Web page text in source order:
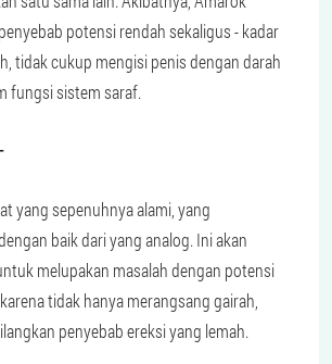
potensi rendah sekaligus - kadar
tidak cukup mengisi penis dengan darah
fungsi sistem saraf.
yang sepenuhnya alami, yang
baik dari yang analog. Ini akan
melupakan masalah dengan potensi
tidak hanya merangsang gairah,
penyebab ereksi yang lemah.